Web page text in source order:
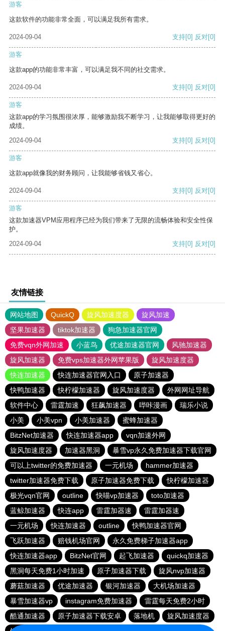
游客
这款软件的功能非常全面，可以满足我所有需求。
2024-09-04 支持[0] 反对[0]
游客
这款app的功能非常丰富，可以满足我不同的社交需求。
2024-09-04 支持[0] 反对[0]
游客
这款app的学习氛围很浓厚，能够激励我不断学习，让我能够取得更好的
成绩。
2024-09-04
支持[0] 反对[0]
游客
这款app就像我的财务顾问，让我能够省钱又省心。
2024-09-04 支持[0] 反对[0]
游客
这款加速器VPM应用程序已经为我们带来了无限的流畅体验和安全性保
护。
2024-09-04
支持[0] 反对[0]
友情链接
网站地图 QuickQ 旋风加速度器
旋风加速
坚果加速器
tiktok加速器
狗急加速器官网
免费vqn外网加速
小蓝鸟 优途加速器官网
风驰加速器
旋风加速器
免费vps加速器外网苹果版
旋风加速度器
快连加速器
快连加速器官网入口
原子加速器
快鸭加速器
快柠檬加速器 旋风加速度器
外网网址导航
软件中心
雷霆加速 狂飙加速器 哔咔漫画
瑞乐小说
小美
小美vpn 小美加速器
蜜蜂加速器
BitzNet加速器
快连加速器app
vqn加速外网
旋风加速度器
加速器黑洞
暴雪vp永久免费加速器下载官网
可以上twitter的免费加速器
一元机场
hammer加速器
twitter加速器免费下载
原子加速器免费下载
快柠檬加速器
极光vqn官网
outline 快喵vp加速器
toto加速器
蓝鲸加速器
快连app 雷霆加器速
雷霆加器速
一元机场
快连加速器 outline
快鸭加速器官网
飞跃加速器
赔钱机场官网
永久免费梯子加速器app
快连加速器app
BitzNet官网 起飞加速器
quickq加速器
黑洞每天免费1小时加速
原子加速器下载
旋风nvp加速器
蘑菇加速器
优途加速器 银河加速器
大机场加速器
暴雪加速器vp
instagram免费加速器
雷霆每天免费2小时
酷通加速器
原子加速器下载安卓 落地机
旋风加速度器